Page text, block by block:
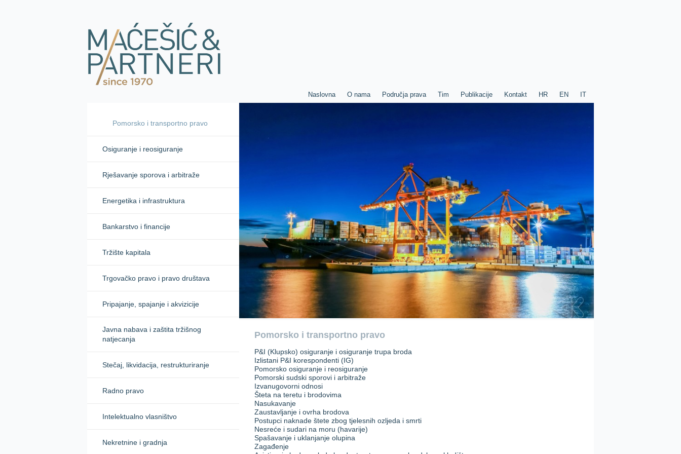
Naslovna O nama Područja prava Tim Publikacije Kontakt HR EN IT
Područja prava Tim Publikacije Kontakt
Pomorsko i transportno pravo
Osiguranje i reosiguranje
Rješavanje sporova i arbitraže
Energetika i infrastruktura
Bankarstvo i financije
Tržište kapitala
Trgovačko pravo i pravo društava
Pripajanje, spajanje i akvizicije
Javna nabava i zaštita tržišnog
natjecanja
Stečaj, likvidacija, restrukturiranje
Radno pravo
Intelektualno vlasništvo
Nekretnine i gradnja
Pomorsko i transportno pravo
P&I (Klupsko) osiguranje i osiguranje trupa broda
Izlistani P&I korespondenti (IG)
Pomorsko osiguranje i reosiguranje
Pomorski sudski sporovi i arbitraže
Izvanugovorni odnosi
Šteta na teretu i brodovima
Nasukavanje
Zaustavljanje i ovrha brodova
Postupci naknade štete zbog tjelesnih ozljeda i smrti
Nesreće i sudari na moru (havarije)
Spašavanje i uklanjanje olupina
Zagađenje